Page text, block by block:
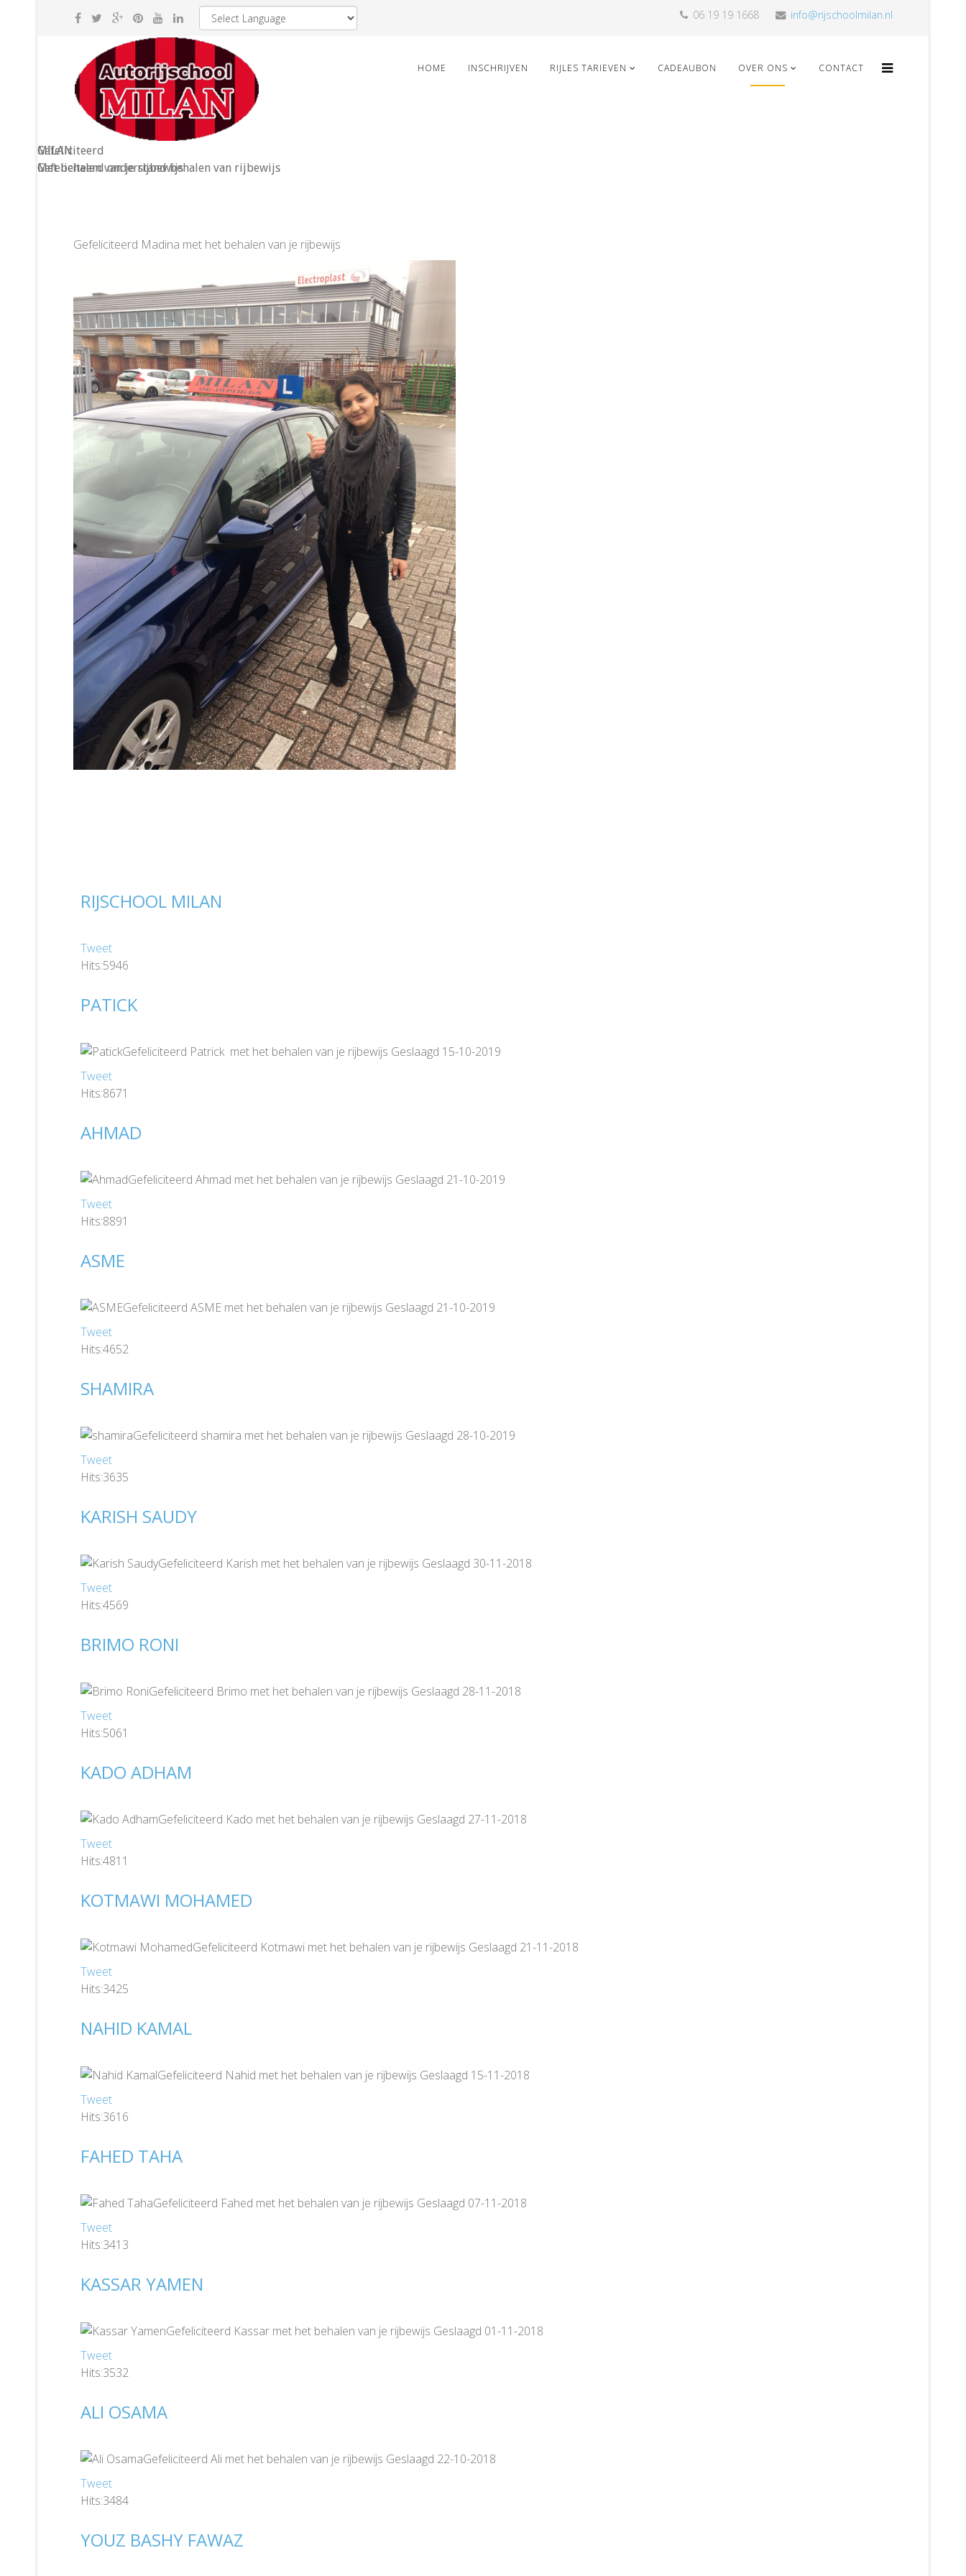
06 19 19 1668 info@rijschoolmilan.nl
HOME INSCHRIJVEN RIJLES TARIEVEN CADEAUBON OVER ONS CONTACT
MILAN
Gefeliciteerd onderstand behalen van rijbewijs
Gefeliciteerd
Met behalen van je rijbewijs
Gefeliciteerd Madina met het behalen van je rijbewijs
RIJSCHOOL MILAN
Tweet
Hits:5946
PATICK
Gefeliciteerd Patrick met het behalen van je rijbewijs Geslaagd 15-10-2019
Tweet
Hits:8671
AHMAD
Gefeliciteerd Ahmad met het behalen van je rijbewijs Geslaagd 21-10-2019
Tweet
Hits:8891
ASME
Gefeliciteerd ASME met het behalen van je rijbewijs Geslaagd 21-10-2019
Tweet
Hits:4652
SHAMIRA
Gefeliciteerd shamira met het behalen van je rijbewijs Geslaagd 28-10-2019
Tweet
Hits:3635
KARISH SAUDY
Gefeliciteerd Karish met het behalen van je rijbewijs Geslaagd 30-11-2018
Tweet
Hits:4569
BRIMO RONI
Gefeliciteerd Brimo met het behalen van je rijbewijs Geslaagd 28-11-2018
Tweet
Hits:5061
KADO ADHAM
Gefeliciteerd Kado met het behalen van je rijbewijs Geslaagd 27-11-2018
Tweet
Hits:4811
KOTMAWI MOHAMED
Gefeliciteerd Kotmawi met het behalen van je rijbewijs Geslaagd 21-11-2018
Tweet
Hits:3425
NAHID KAMAL
Gefeliciteerd Nahid met het behalen van je rijbewijs Geslaagd 15-11-2018
Tweet
Hits:3616
FAHED TAHA
Gefeliciteerd Fahed met het behalen van je rijbewijs Geslaagd 07-11-2018
Tweet
Hits:3413
KASSAR YAMEN
Gefeliciteerd Kassar met het behalen van je rijbewijs Geslaagd 01-11-2018
Tweet
Hits:3532
ALI OSAMA
Gefeliciteerd Ali met het behalen van je rijbewijs Geslaagd 22-10-2018
Tweet
Hits:3484
YOUZ BASHY FAWAZ